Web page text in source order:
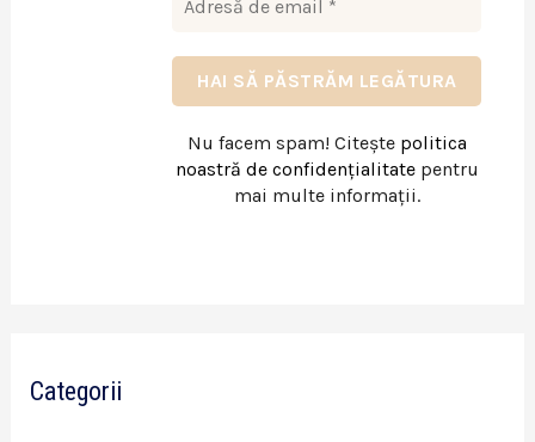
Nu facem spam! Citește politica
noastră de confidențialitatepentru
mai multe informații.
Categorii